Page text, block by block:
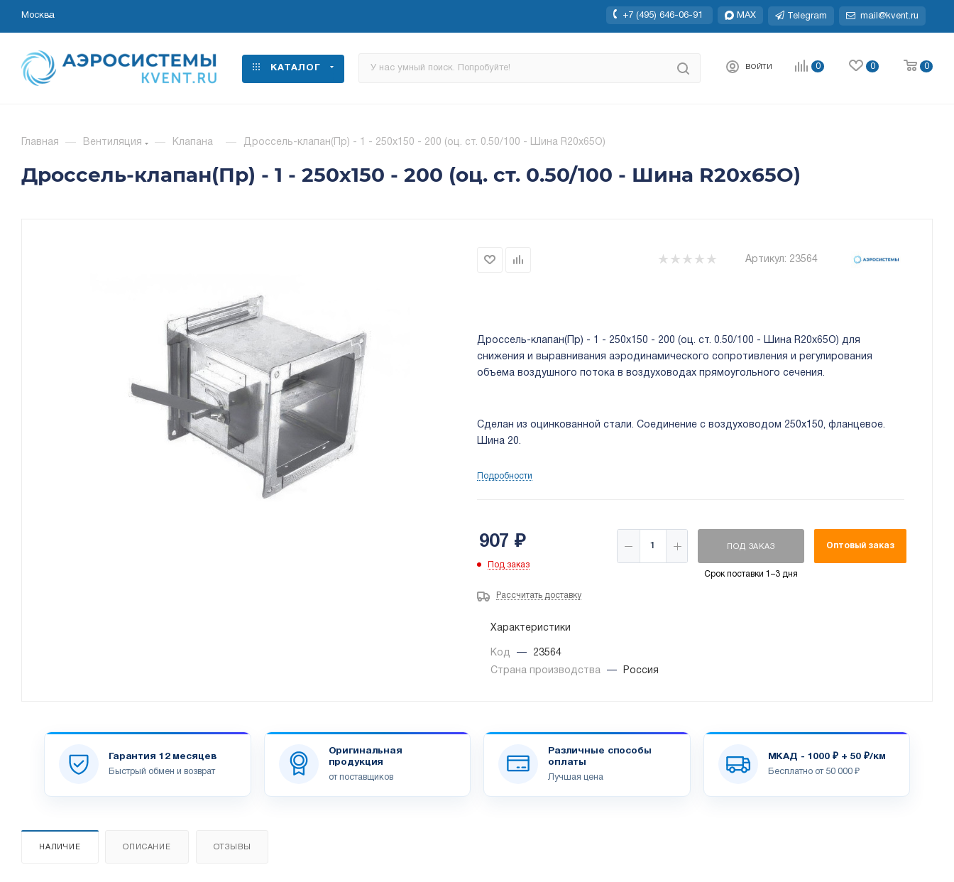
Москва +7 (495) 646-06-91 MAX Telegram mail@kvent.ru
КАТАЛОГ ВОЙТИ 0 0 0
Главная — Вентиляция — Клапана — Дроссель-клапан(Пр) - 1 - 250x150 - 200 (оц. ст. 0.50/100 - Шина R20х65О)
Дроссель-клапан(Пр) - 1 - 250x150 - 200 (оц. ст. 0.50/100 - Шина R20х65О)
Артикул: 23564
Дроссель-клапан(Пр) - 1 - 250x150 - 200 (оц. ст. 0.50/100 - Шина R20х65О) для
снижения и выравнивания аэродинамического сопротивления и регулирования
объема воздушного потока в воздуховодах прямоугольного сечения.
Сделан из оцинкованной стали. Соединение с воздуховодом 250х150, фланцевое.
Шина 20.
Подробности
907 ₽
Под заказ
ПОД ЗАКАЗ
Срок поставки 1–3 дня
Оптовый заказ
Рассчитать доставку
Характеристики
Код —
23564
Страна производства
— Россия
Гарантия 12 месяцев
Быстрый обмен и возврат
Оригинальная
продукция
от поставщиков
Различные способы
оплаты
Лучшая цена
МКАД - 1000 ₽ + 50 ₽/км
Бесплатно от 50 000 ₽
НАЛИЧИЕ ОПИСАНИЕ ОТЗЫВЫ